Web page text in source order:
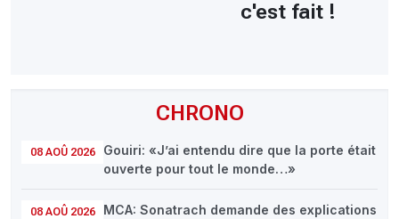
CHRONO
08 AOÛ 2026
Gouiri: «J’ai entendu dire que la porte était
ouverte pour tout le monde…»
08 AOÛ 2026
MCA: Sonatrach demande des explications
c'est fait !